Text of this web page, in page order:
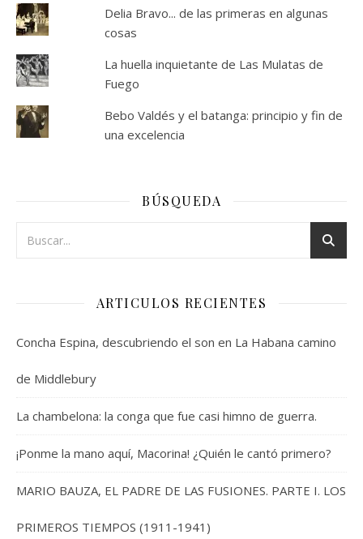
Delia Bravo... de las primeras en algunas
cosas
La huella inquietante de Las Mulatas de
Fuego
Bebo Valdés y el batanga: principio y fin de
una excelencia
BÚSQUEDA
ARTICULOS RECIENTES
Concha Espina, descubriendo el son en La Habana camino
de Middlebury
La chambelona: la conga que fue casi himno de guerra.
¡Ponme la mano aquí, Macorina! ¿Quién le cantó primero?
MARIO BAUZA, EL PADRE DE LAS FUSIONES. PARTE I. LOS
PRIMEROS TIEMPOS (1911-1941)